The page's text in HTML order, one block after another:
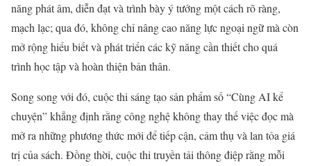
năng phát âm, diễn đạt và trình bày ý tưởng một cách rõ ràng,
mạch lạc; qua đó, không chỉ nâng cao năng lực ngoại ngữ mà còn
mở rộng hiểu biết và phát triển các kỹ năng cần thiết cho quá
trình học tập và hoàn thiện bản thân.
Song song với đó, cuộc thi sáng tạo sản phẩm số “Cùng AI kể
chuyện” khẳng định rằng công nghệ không thay thế việc đọc mà
mở ra những phương thức mới để tiếp cận, cảm thụ và lan tỏa giá
trị của sách. Đồng thời, cuộc thi truyền tải thông điệp rằng mỗi